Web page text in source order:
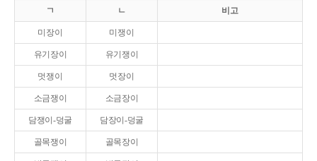
ㄱ ㄴ 비고
미장이 미쟁이
유기장이 유기쟁이
멋쟁이 멋장이
소금쟁이 소금장이
담쟁이-덩굴 담장이-덩굴
골목쟁이 골목장이